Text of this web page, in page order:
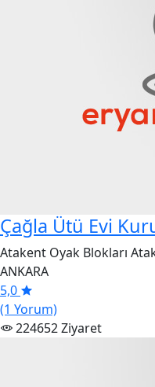
Çağla Ütü Evi
Atakent Oyak Blokları
ANKARA
5,0
(1 Yorum)
224652 Ziyaret